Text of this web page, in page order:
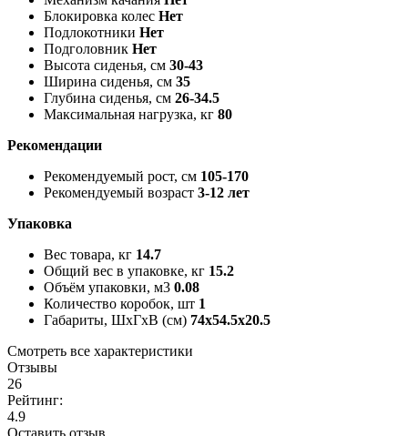
Блокировка колес Нет
Подлокотники Нет
Подголовник Нет
Высота сиденья, см 30-43
Ширина сиденья, см 35
Глубина сиденья, см 26-34.5
Максимальная нагрузка, кг 80
Рекомендации
Рекомендуемый рост, см 105-170
Рекомендуемый возраст 3-12 лет
Упаковка
Вес товара, кг 14.7
Общий вес в упаковке, кг 15.2
Объём упаковки, м3 0.08
Количество коробок, шт 1
Габариты, ШxГxВ (см) 74x54.5x20.5
Смотреть все характеристики
Отзывы
26
Рейтинг:
4.9
Оставить отзыв